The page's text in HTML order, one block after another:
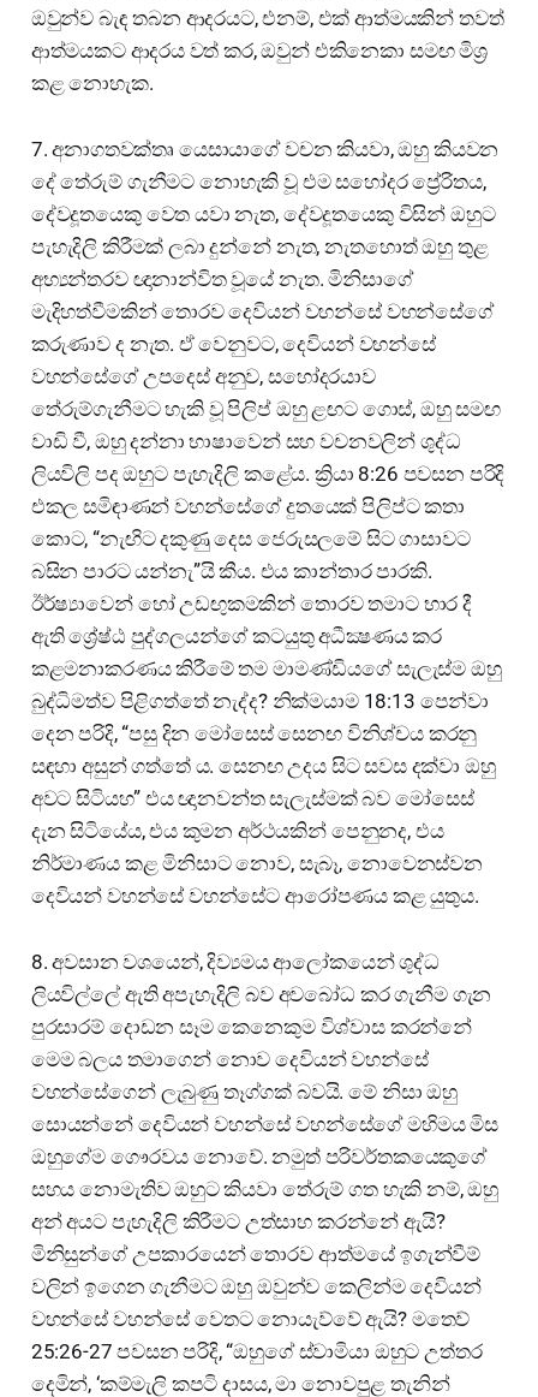
ඔවුන්ව බැඳ තබන ආදරයට, එනම්, එක් ආත්මයකින් තවත්
ආත්මයකට ආදරය වත් කර, ඔවුන් එකිනෙකා සමඟ මිශ්‍ර
කළ නොහැක.
7. අනාගතවක්තෘ යෙසායාගේ වචන කියවා, ඔහු කියවන
දේ තේරුම් ගැනීමට නොහැකි වූ එම සහෝදර ප්‍රේරිතය,
දේවදූතයෙකු වෙත යවා නැත, දේවදූතයෙකු විසින් ඔහුට
පැහැදිලි කිරීමක් ලබා දුන්නේ නැත, නැතහොත් ඔහු තුළ
අභ්‍යන්තරව ඥානාන්විත වූයේ නැත. මිනිසාගේ
මැදිහත්වීමකින් තොරව දෙවියන් වහන්සේ වහන්සේගේ
කරුණාව ද නැත. ඒ වෙනුවට, දෙවියන් වහන්සේ
වහන්සේගේ උපදෙස් අනුව, සහෝදරයාව
තේරුම්ගැනීමට හැකි වූ පිලිප් ඔහු ළඟට ගොස්, ඔහු සමඟ
වාඩි වී, ඔහු දන්නා භාෂාවෙන් සහ වචනවලින් ශුද්ධ
ලියවිලි පද ඔහුට පැහැදිලි කළේය. ක්‍රියා 8:26 පවසන පරිදි
එකල සමිඳාණන් වහන්සේගේ දුතයෙක් පිලිප්ට කතා
කොට, “නැඟිට දකුණු දෙස ජෙරුසලමේ සිට ගාසාවට
බසින පාරට යන්නැ”යි කීය. එය කාන්තාර පාරකි.
ඊර්ෂ්‍යාවෙන් හෝ උඩඟුකමකින් තොරව තමාට භාර දී
ඇති ශ්‍රේෂ්ඨ පුද්ගලයන්ගේ කටයුතු අධීක්‍ෂණය කර
කළමනාකරණය කිරීමේ තම මාමණ්ඩියගේ සැලැස්ම ඔහු
බුද්ධිමත්ව පිළිගත්තේ නැද්ද? නික්මයාම 18:13 පෙන්වා
දෙන පරිදි, “පසු දින මෝසෙස් සෙනඟ විනිශ්චය කරනු
සඳහා අසුන් ගත්තේ ය. සෙනඟ උදය සිට සවස දක්වා ඔහු
අවට සිටියහ” එය ඥානවන්ත සැලැස්මක් බව මෝසෙස්
දැන සිටියේය, එය කුමන අර්ථයකින් පෙනුනද, එය
නිර්මාණය කළ මිනිසාට නොව, සැබෑ, නොවෙනස්වන
දෙවියන් වහන්සේ වහන්සේට ආරෝපණය කළ යුතුය.
8. අවසාන වශයෙන්, දිව්‍යමය ආලෝකයෙන් ශුද්ධ
ලියවිල්ලේ ඇති අපැහැදිලි බව අවබෝධ කර ගැනීම ගැන
පුරසාරම් දොඩන සෑම කෙනෙකුම විශ්වාස කරන්නේ
මෙම බලය තමාගෙන් නොව දෙවියන් වහන්සේ
වහන්සේගෙන් ලැබුණු තෑග්ගක් බවයි. මේ නිසා ඔහු
සොයන්නේ දෙවියන් වහන්සේ වහන්සේගේ මහිමය මිස
ඔහුගේම ගෞරවය නොවේ. නමුත් පරිවර්තකයෙකුගේ
සහය නොමැතිව ඔහුට කියවා තේරුම් ගත හැකි නම්, ඔහු
අන් අයට පැහැදිලි කිරීමට උත්සාහ කරන්නේ ඇයි?
මිනිසුන්ගේ උපකාරයෙන් තොරව ආත්මයේ ඉගැන්වීම්
වලින් ඉගෙන ගැනීමට ඔහු ඔවුන්ව කෙලින්ම දෙවියන්
වහන්සේ වහන්සේ වෙතට නොයැව්වේ ඇයි? මතෙව්
25:26-27 පවසන පරිදි, “ඔහුගේ ස්වාමියා ඔහුට උත්තර
දෙමින්, ‘කම්මැලි කපටි දාසය, මා නොවපුළ තැනින්